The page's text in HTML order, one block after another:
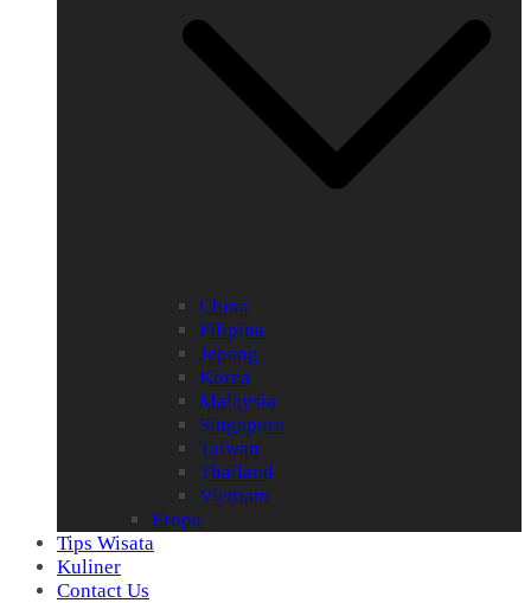
China
Filipina
Jepang
Korea
Malaysia
Singapura
Taiwan
Thailand
Vietnam
Eropa
Tips Wisata
Kuliner
Contact Us